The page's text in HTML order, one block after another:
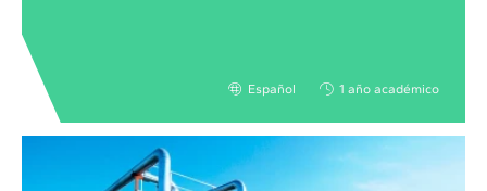
Español 1 año académico